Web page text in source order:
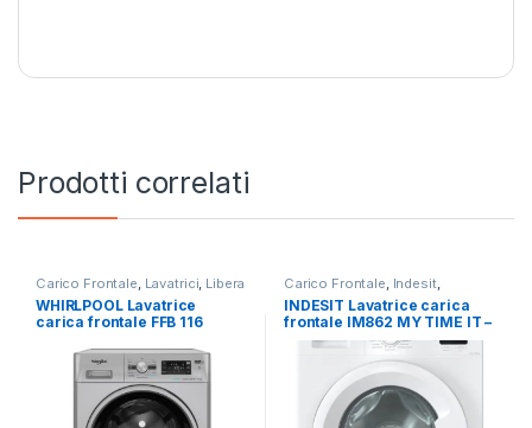
Prodotti correlati
Carico Frontale Lavatrici Libera
Whirlpool
WHIRLPOOL Lavatrice
carica frontale FFB 116
Carico Frontale Indesit,
Libera Installazione
INDESIT Lavatrice carica
frontale IM862 MY TIME IT –
LAVATRICE 8KG 1200 GIRI